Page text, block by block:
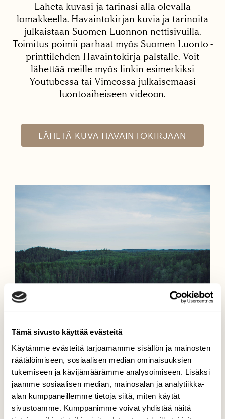
Tämä sivusto käyttää evästeitä
Käytämme evästeitä tarjoamamme sisällön ja mainosten
räätälöimiseen, sosiaalisen median ominaisuuksien
tukemiseen ja kävijämäärämme analysoimiseen. Lisäksi
jaamme sosiaalisen median, mainosalan ja analytiikka-
alan kumppaneillemme tietoja siitä, miten käytät
sivustoamme. Kumppanimme voivat yhdistää näitä
Lähetä kuvasi ja tarinasi alla olevalla
lomakkeella. Havaintokirjan kuvia ja tarinoita
julkaistaan Suomen Luonnon nettisivuilla.
Toimitus poimii parhaat myös Suomen Luonto -
printtilehden Havaintokirja-palstalle. Voit
lähettää meille myös linkin esimerkiksi
Youtubessa tai Vimeossa julkaisemaasi
luontoaiheiseen videoon.
LÄHETÄ KUVA HAVAINTOKIRJAAN